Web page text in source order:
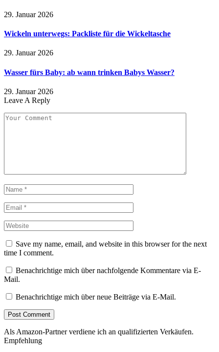
29. Januar 2026
Wickeln unterwegs: Packliste für die Wickeltasche
29. Januar 2026
Wasser fürs Baby: ab wann trinken Babys Wasser?
29. Januar 2026
Leave A Reply
Save my name, email, and website in this browser for the next
time I comment.
Benachrichtige mich über nachfolgende Kommentare via E-
Mail.
Benachrichtige mich über neue Beiträge via E-Mail.
Als Amazon-Partner verdiene ich an qualifizierten Verkäufen.
Empfehlung